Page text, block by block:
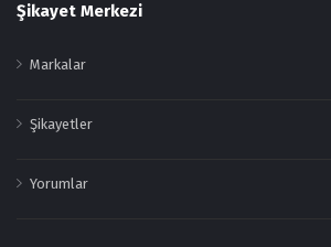
Şikayet Merkezi
Markalar
Şikayetler
Yorumlar